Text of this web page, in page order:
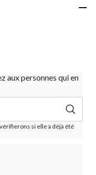
aux personnes qui en
si elle a déjà été